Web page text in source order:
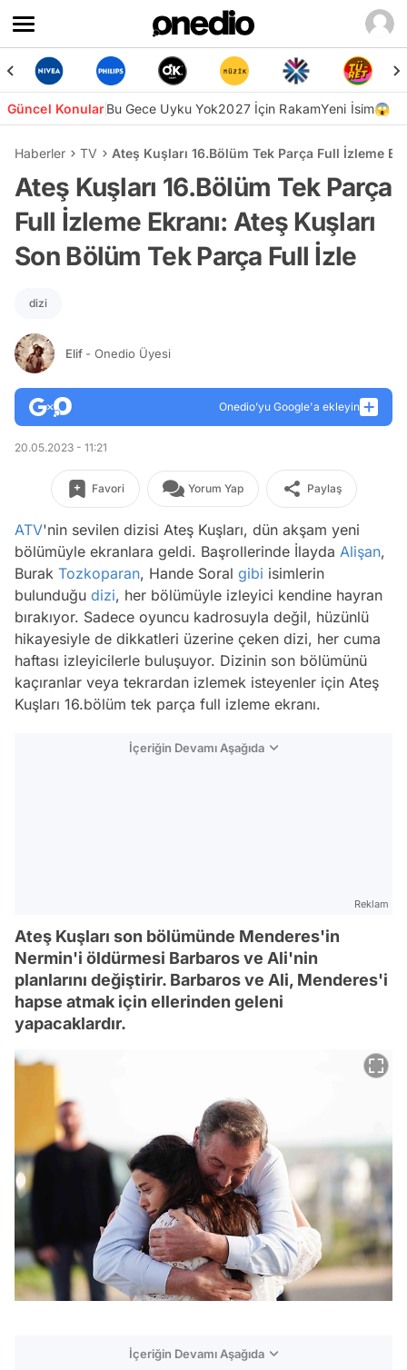
Güncel KonularBu Gece Uyku Yok2027 İçin RakamYeni İsim😱
Haberler TV Ateş Kuşları 16.Bölüm Tek Parça Full İzleme
Ateş Kuşları 16.Bölüm Tek Parça
Full İzleme Ekranı: Ateş Kuşları
Son Bölüm Tek Parça Full İzle
dizi
Elif - Onedio Üyesi
Onedio’yu Google'a ekleyin
20.05.2023 - 11:21
Favori Yorum Yap Paylaş
ATV'nin sevilen dizisi Ateş Kuşları, dün akşam yeni
bölümüyle ekranlara geldi. Başrollerinde İlayda Alişan,
Burak Tozkoparan, Hande Soral gibi isimlerin
bulunduğu dizi, her bölümüyle izleyici kendine hayran
bırakıyor. Sadece oyuncu kadrosuyla değil, hüzünlü
hikayesiyle de dikkatleri üzerine çeken dizi, her cuma
haftası izleyicilerle buluşuyor. Dizinin son bölümünü
kaçıranlar veya tekrardan izlemek isteyenler için Ateş
Kuşları 16.bölüm tek parça full izleme ekranı.
İçeriğin Devamı Aşağıda
Reklam
Ateş Kuşları son bölümünde Menderes'in
Nermin'i öldürmesi Barbaros ve Ali'nin
planlarını değiştirir. Barbaros ve Ali, Menderes'i
hapse atmak için ellerinden geleni
yapacaklardır.
İçeriğin Devamı Aşağıda